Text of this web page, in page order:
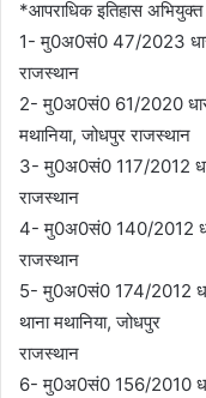
*आपराधिक इतिहास अभियुक्त
1- मु0अ0सं0 47/2023 धारा
राजस्थान
2- मु0अ0सं0 61/2020
मथानिया, जोधपुर राजस्थान
3- मु0अ0सं0 117/2012
राजस्थान
4- मु0अ0सं0 140/2012
राजस्थान
5- मु0अ0सं0 174/2012
थाना मथानिया, जोधपुर
राजस्थान
6- मु0अ0सं0 156/2010